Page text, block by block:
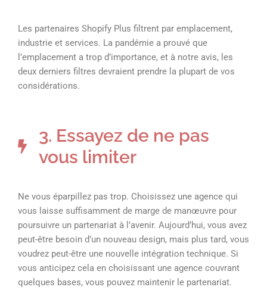
Les partenaires Shopify Plus filtrent par emplacement,
industrie et services. La pandémie a prouvé que
l’emplacement a trop d’importance, et à notre avis, les
deux derniers filtres devraient prendre la plupart de vos
considérations.
3. Essayez de ne pas
vous limiter
Ne vous éparpillez pas trop. Choisissez une agence qui
vous laisse suffisamment de marge de manœuvre pour
poursuivre un partenariat à l’avenir. Aujourd’hui, vous avez
peut-être besoin d’un nouveau design, mais plus tard, vous
voudrez peut-être une nouvelle intégration technique. Si
vous anticipez cela en choisissant une agence couvrant
quelques bases, vous pouvez maintenir le partenariat.